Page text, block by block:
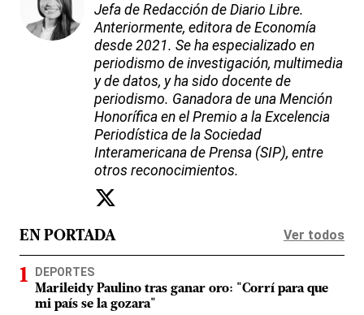
Jefa de Redacción de Diario Libre.
Anteriormente, editora de Economía
desde 2021. Se ha especializado en
periodismo de investigación, multimedia
y de datos, y ha sido docente de
periodismo. Ganadora de una Mención
Honorífica en el Premio a la Excelencia
Periodística de la Sociedad
Interamericana de Prensa (SIP), entre
otros reconocimientos.
EN PORTADA Ver todos
DEPORTES
Marileidy Paulino tras ganar oro: "Corrí para que
mi país se la gozara"